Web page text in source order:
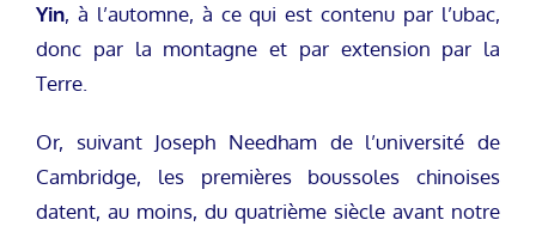
Yin, à l’automne, à ce qui est contenu par l’ubac,
donc par la montagne et par extension par la
Terre.
Or, suivant Joseph Needham de l’université de
Cambridge, les premières boussoles chinoises
datent, au moins, du quatrième siècle avant notre